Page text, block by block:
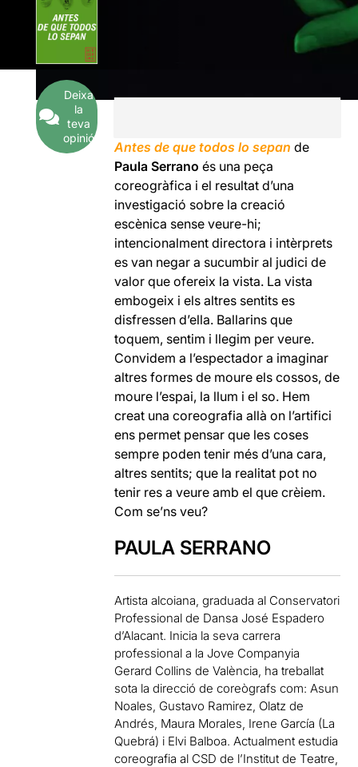
Deixa
la
teva
opinió
Antes de que todos lo sepande
Paula Serrano és una peça
coreogràfica i el resultat d’una
investigació sobre la creació
escènica sense veure-hi;
intencionalment directora i intèrprets
es van negar a sucumbir al judici de
valor que ofereix la vista. La vista
embogeix i els altres sentits es
disfressen d’ella. Ballarins que
toquem, sentim i llegim per veure.
Convidem a l’espectador a imaginar
altres formes de moure els cossos, de
moure l’espai, la llum i el so. Hem
creat una coreografia allà on l’artifici
ens permet pensar que les coses
sempre poden tenir més d’una cara,
altres sentits; que la realitat pot no
tenir res a veure amb el que crèiem.
Com se’ns veu?
PAULA SERRANO
Artista alcoiana, graduada al Conservatori
Professional de Dansa José Espadero
d’Alacant. Inicia la seva carrera
professional a la Jove Companyia
Gerard Collins de València, ha treballat
sota la direcció de coreògrafs com: Asun
Noales, Gustavo Ramirez, Olatz de
Andrés, Maura Morales, Irene García (La
Quebrá) i Elvi Balboa. Actualment estudia
coreografia al CSD de l’Institut de Teatre,